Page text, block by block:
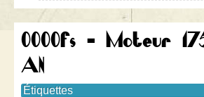
0000fs - Moteur
AN
Étiquettes